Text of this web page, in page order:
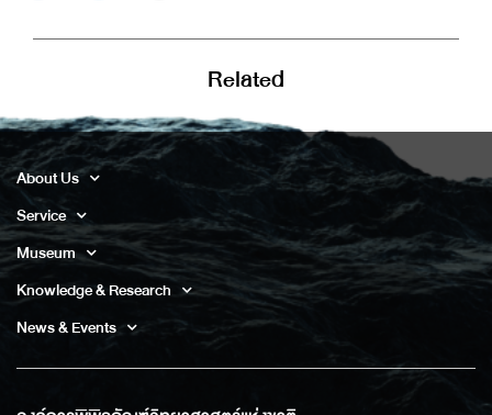
Related
About Us
Service
Museum
Knowledge & Research
News & Events